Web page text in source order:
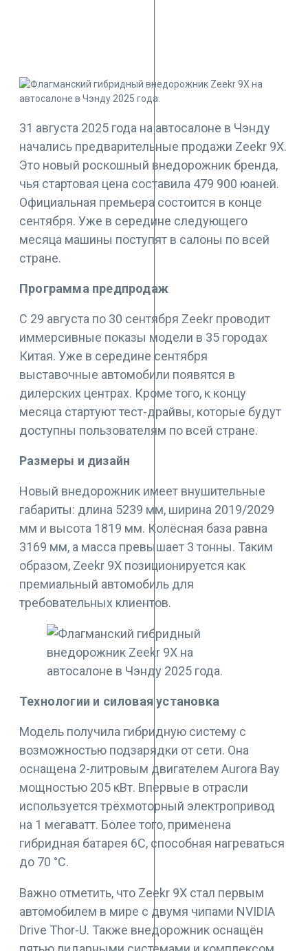
31 августа 2025 года на автосалоне в Чэнду
начались предварительные продажи Zeekr 9X.
Это новый роскошный внедорожник бренда,
чья стартовая цена составила 479 900 юаней.
Официальная премьера состоится в конце
сентября. Уже в середине следующего
месяца машины поступят в салоны по всей
стране.
Программа предпродаж
С 29 августа по 30 сентября Zeekr проводит
иммерсивные показы модели в 35 городах
Китая. Уже в середине сентября
выставочные автомобили появятся в
дилерских центрах. Кроме того, к концу
месяца стартуют тест-драйвы, которые будут
доступны пользователям по всей стране.
Размеры и дизайн
Новый внедорожник имеет внушительные
габариты: длина 5239 мм, ширина 2019/2029
мм и высота 1819 мм. Колёсная база равна
3169 мм, а масса превышает 3 тонны. Таким
образом, Zeekr 9X позиционируется как
премиальный автомобиль для
требовательных клиентов.
Технологии и силовая установка
Модель получила гибридную систему с
возможностью подзарядки от сети. Она
оснащена 2-литровым двигателем Aurora Bay
мощностью 205 кВт. Впервые в отрасли
используется трёхмоторный электропривод
на 1 мегаватт. Более того, применена
гибридная батарея 6C, способная нагреваться
до 70 °C.
Важно отметить, что Zeekr 9X стал первым
автомобилем в мире с двумя чипами NVIDIA
Drive Thor-U. Также внедорожник оснащён